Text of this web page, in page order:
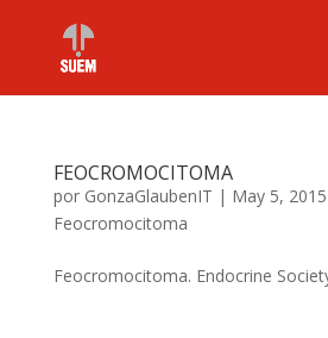
FEOCROMOCITOMA
por GonzaGlaubenIT | May 5, 2015
Feocromocitoma
Feocromocitoma. Endocrine